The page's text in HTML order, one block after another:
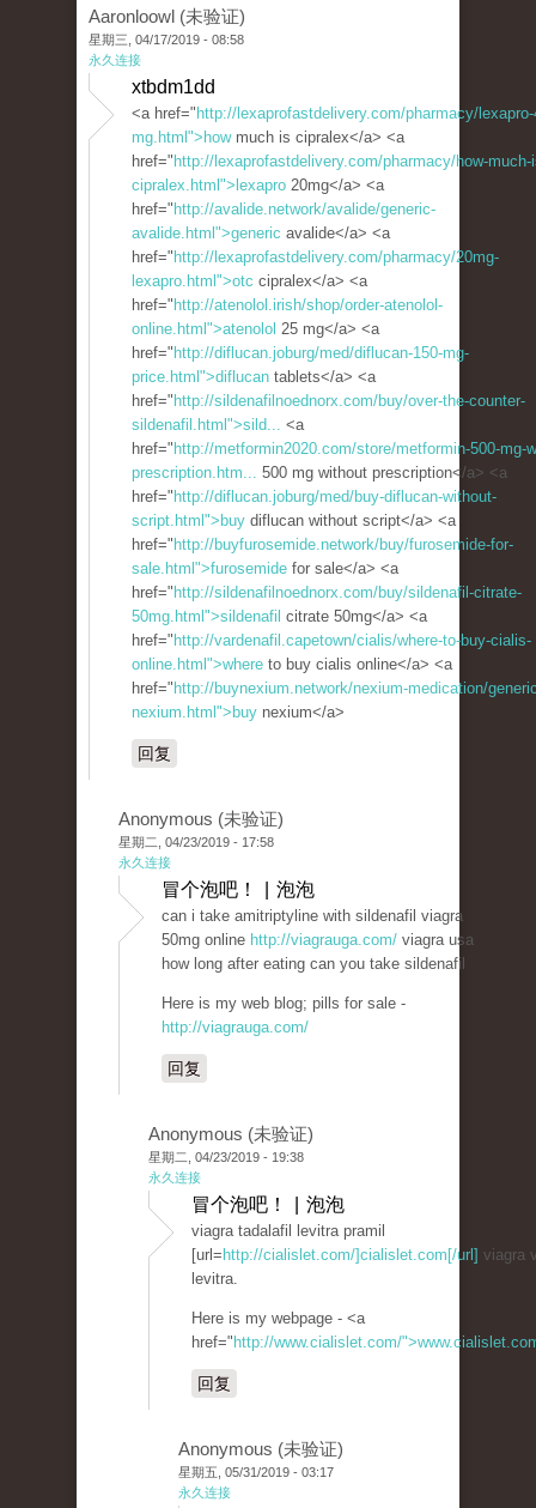
Aaronloowl (未验证)
星期三, 04/17/2019 - 08:58
永久连接
xtbdm1dd
<a href=" http://lexaprofastdelivery.com/pharmacy/lexapro-
mg.html">howmuch is cipralex</a> <a
href=" http://lexaprofastdelivery.com/pharmacy/how-much-
cipralex.html">lexapro 20mg</a> <a
href=" http://avalide.network/avalide/generic-
avalide.html">generic avalide</a> <a
href=" http://lexaprofastdelivery.com/pharmacy/20mg-
lexapro.html">otc cipralex</a> <a
href=" http://atenolol.irish/shop/order-atenolol-
online.html">atenolol 25 mg</a> <a
href=" http://diflucan.joburg/med/diflucan-150-mg-
price.html">diflucan tablets</a> <a
href=" http://sildenafilnoednorx.com/buy/over-the-counter-
sildenafil.html">sild... <a
href=" http://metformin2020.com/store/metformin-500-mg-
prescription.htm... 500 mg without prescription</a> <a
href=" http://diflucan.joburg/med/buy-diflucan-without-
script.html">buy diflucan without script</a> <a
href=" http://buyfurosemide.network/buy/furosemide-for-
sale.html">furosemide for sale</a> <a
href=" http://sildenafilnoednorx.com/buy/sildenafil-citrate-
50mg.html">sildenafil citrate 50mg</a> <a
href=" http://vardenafil.capetown/cialis/where-to-buy-cialis-
online.html">where to buy cialis online</a> <a
href=" http://buynexium.network/nexium-medication/
nexium.html">buy nexium</a>
回复
Anonymous (未验证)
星期二, 04/23/2019 - 17:58
永久连接
冒个泡吧！ | 泡泡
can i take amitriptyline with sildenafil viagra
50mg online http://viagrauga.com/ viagra usa
how long after eating can you take sildenafil
Here is my web blog; pills for sale -
http://viagrauga.com/
回复
Anonymous (未验证)
星期二, 04/23/2019 - 19:38
永久连接
冒个泡吧！ | 泡泡
viagra tadalafil levitra pramil
[url= http://cialislet.com/]cialislet.com[/url] viagra
levitra.
Here is my webpage - <a
href=" http://www.cialislet.com/
回复
Anonymous (未验证)
星期五, 05/31/2019 - 03:17
永久连接